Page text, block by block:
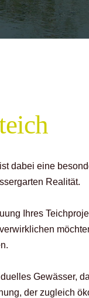
dabei eine
Realität.
Ihres
Gewässer,
der zugleich